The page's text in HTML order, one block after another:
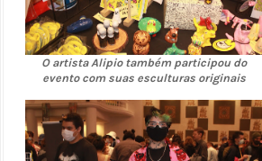
O artista Alipio também participou do
evento com suas esculturas originais